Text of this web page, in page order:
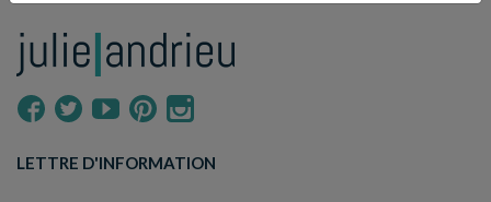
LETTRE D'INFORMATION